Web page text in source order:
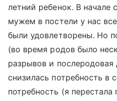
летний ребенок. В начале
мужем в постели у нас
были удовлетворены. Но
(во время родов было
разрывов и послеродовая
снизилась потребность в
потребность (я перестала